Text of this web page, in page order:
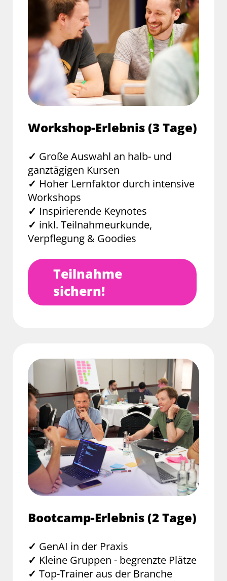
Workshop-Erlebnis (3 Tage)
✓ Große Auswahl an halb- und
ganztägigen Kursen
✓ Hoher Lernfaktor durch intensive
Workshops
✓ Inspirierende Keynotes
✓ inkl. Teilnahmeurkunde,
Verpflegung & Goodies
Teilnahme
sichern!
Bootcamp-Erlebnis (2 Tage)
✓ GenAI in der Praxis
✓ Kleine Gruppen - begrenzte Plätze
✓ Top-Trainer aus der Branche